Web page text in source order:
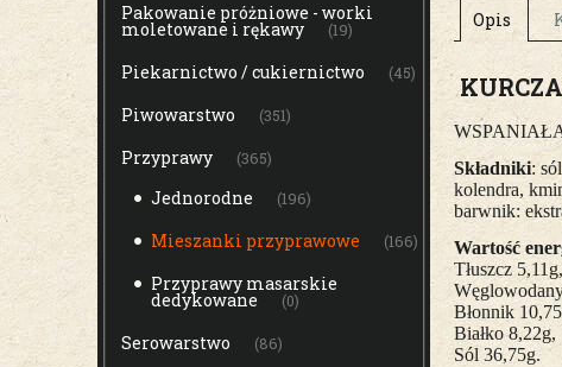
Pakowanie próżniowe - worki
moletowane i rękawy (19)
Piekarnictwo / cukiernictwo (45)
Piwowarstwo (351)
Przyprawy (365)
Jednorodne (196)
Mieszanki przyprawowe (166)
Przyprawy masarskie
dedykowane (0)
Serowarstwo (86)
Opis
WSPANIAŁA
Składniki:
kolendra,
barwnik:
Wartość
Tłuszcz
Błonnik
Białko 8,22g,
Sól 36,75g.